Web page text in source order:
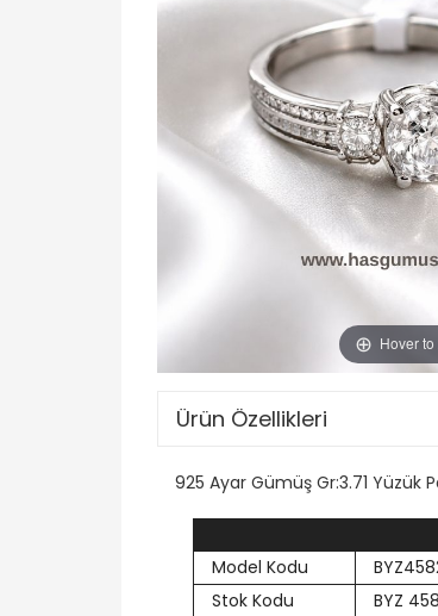
Hover to
Ürün Özellikleri
925 Ayar Gümüş Gr:3.71 Yüzük
Model Kodu
Stok Kodu
BYZ